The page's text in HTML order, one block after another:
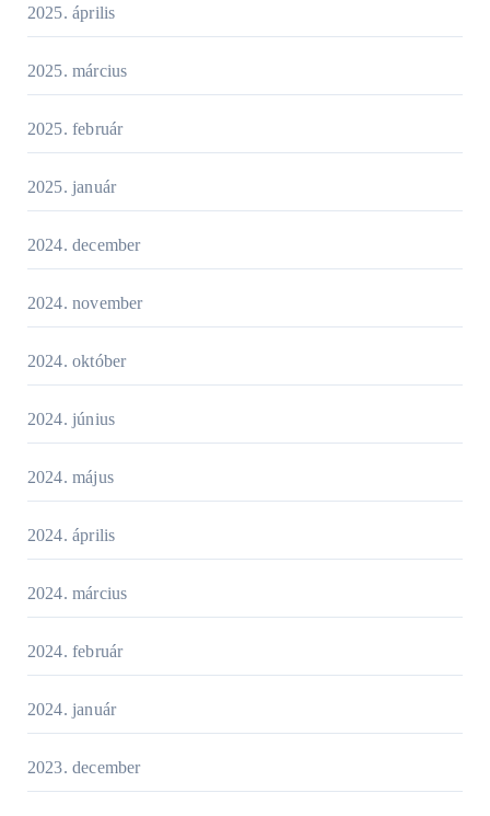
2025. április
2025. március
2025. február
2025. január
2024. december
2024. november
2024. október
2024. június
2024. május
2024. április
2024. március
2024. február
2024. január
2023. december